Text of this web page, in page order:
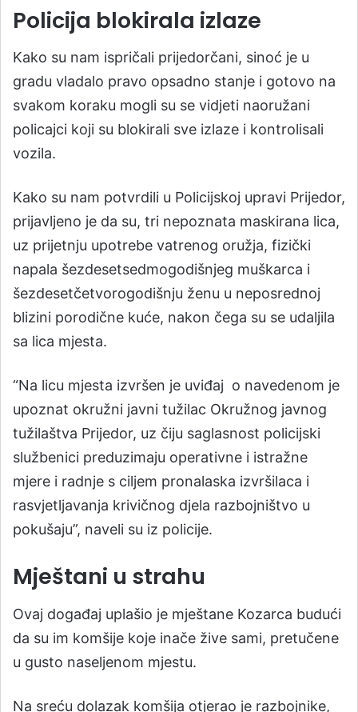
Policija blokirala izlaze
Kako su nam ispričali prijedorčani, sinoć je u
gradu vladalo pravo opsadno stanje i gotovo na
svakom koraku mogli su se vidjeti naoružani
policajci koji su blokirali sve izlaze i kontrolisali
vozila.
Kako su nam potvrdili u Policijskoj upravi Prijedor,
prijavljeno je da su, tri nepoznata maskirana lica,
uz prijetnju upotrebe vatrenog oružja, fizički
napala šezdesetsedmogodišnjeg muškarca i
šezdesetčetvorogodišnju ženu u neposrednoj
blizini porodične kuće, nakon čega su se udaljila
sa lica mjesta.
“Na licu mjesta izvršen je uviđaj o navedenom je
upoznat okružni javni tužilac Okružnog javnog
tužilaštva Prijedor, uz čiju saglasnost policijski
službenici preduzimaju operativne i istražne
mjere i radnje s ciljem pronalaska izvršilaca i
rasvjetljavanja krivičnog djela razbojništvo u
pokušaju”, naveli su iz policije.
Mještani u strahu
Ovaj događaj uplašio je mještane Kozarca budući
da su im komšije koje inače žive sami, pretučene
u gusto naseljenom mjestu.
Na sreću dolazak komšija otjerao je razbojnike,